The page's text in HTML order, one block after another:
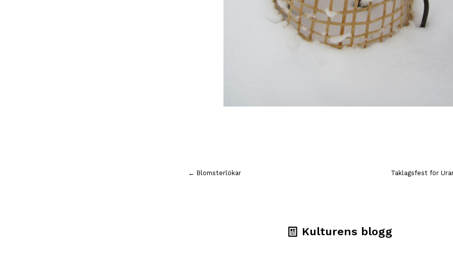
← Blomsterlökar Taklagsfest för
Kulturens blogg